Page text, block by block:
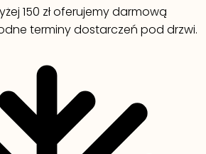
150 zł oferujemy darmową
terminy dostarczeń pod drzwi.